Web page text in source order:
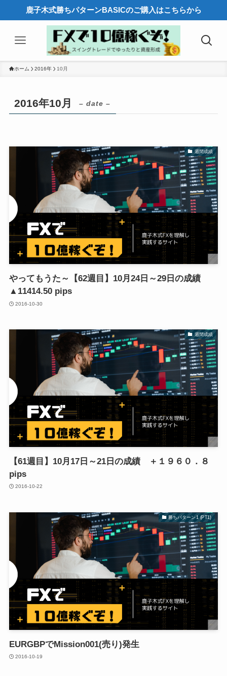
鹿子木式勝ちパターンBASICのご購入はこちらから
ホーム 2016年 10月
2016年10月 – date –
週間成績
やってもうた～【62週目】10月24日～29日の成績
▲11414.50 pips
2016-10-30
週間成績
【61週目】10月17日～21日の成績 ＋１９６０．８
pips
2016-10-22
勝ちパターン1 (PT1)
EURGBPでMission001(売り)発生
2016-10-19